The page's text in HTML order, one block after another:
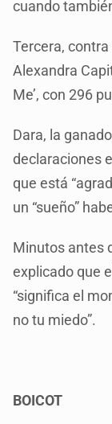
cuando
Tercera,
Alexandra
Me’, con 296
Dara, la
declaraciones
que está
un “sueño”
Minutos antes
explicado que
“significa el
no tu miedo”.
BOICOT